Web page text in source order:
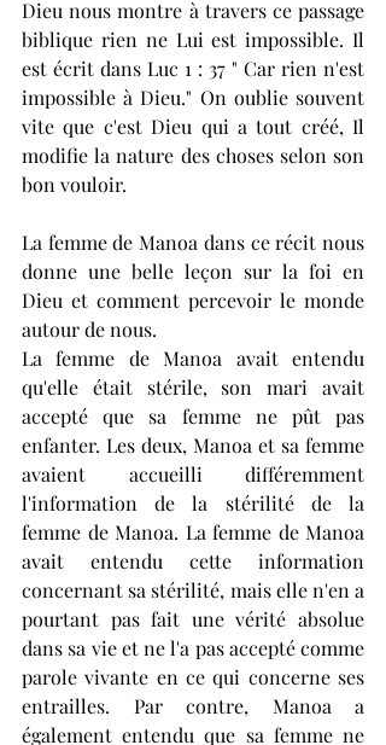
Dieu nous montre à travers ce passage
biblique rien ne Lui est impossible. Il
est écrit dans Luc 1 : 37 " Car rien n'est
impossible à Dieu." On oublie souvent
vite que c'est Dieu qui a tout créé, Il
modifie la nature des choses selon son
bon vouloir.
La femme de Manoa dans ce récit nous
donne une belle leçon sur la foi en
Dieu et comment percevoir le monde
autour de nous.
La femme de Manoa avait entendu
qu'elle était stérile, son mari avait
accepté que sa femme ne pût pas
enfanter. Les deux, Manoa et sa femme
avaient accueilli différemment
l'information de la stérilité de la
femme de Manoa. La femme de Manoa
avait entendu cette information
concernant sa stérilité, mais elle n'en a
pourtant pas fait une vérité absolue
dans sa vie et ne l'a pas accepté comme
parole vivante en ce qui concerne ses
entrailles. Par contre, Manoa a
également entendu que sa femme ne